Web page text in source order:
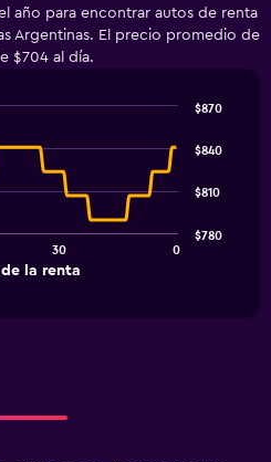
año para encontrar autos de renta
Argentinas. El precio promedio de
$704 al día.
de la renta
30 0
$780
$810
$840
$870